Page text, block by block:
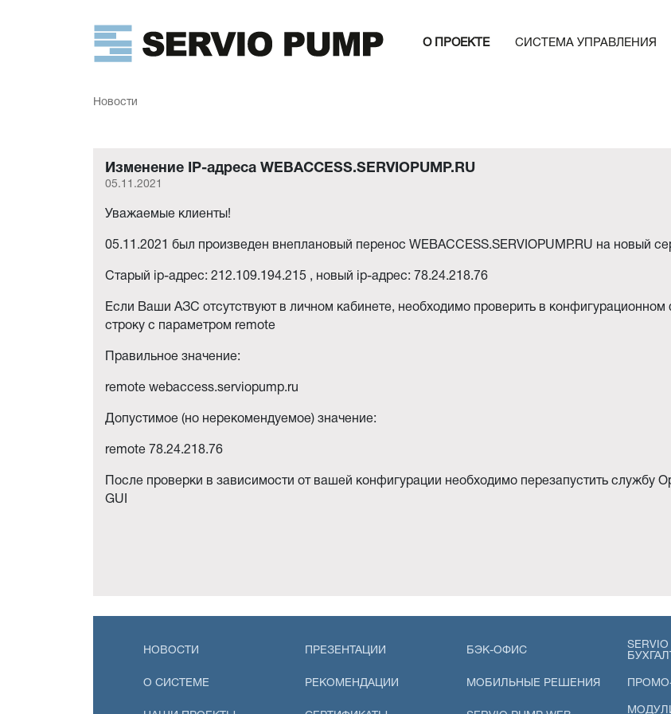
О ПРОЕКТЕ СИСТЕМА УПРАВЛЕНИЯ
Новости
Изменение IP-адреса WEBACCESS.SERVIOPUMP.RU
05.11.2021
Уважаемые клиенты!
05.11.2021 был произведен внеплановый перенос WEBACCESS.SERVIOPUMP.RU на новый
Старый ip-адрес: 212.109.194.215 , новый ip-адрес: 78.24.218.76
Если Ваши АЗС отсутствуют в личном кабинете, необходимо проверить в
строку с параметром remote
Правильное значение:
remote webaccess.serviopump.ru
Допустимое (но нерекомендуемое) значение:
remote 78.24.218.76
После проверки в зависимости от вашей конфигурации необходимо перезапустить службу
GUI
НОВОСТИ ПРЕЗЕНТАЦИИ БЭК-ОФИС
О СИСТЕМЕ РЕКОМЕНДАЦИИ МОБИЛЬНЫЕ РЕШЕНИЯ